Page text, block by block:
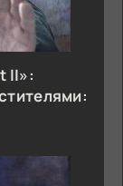
II»: